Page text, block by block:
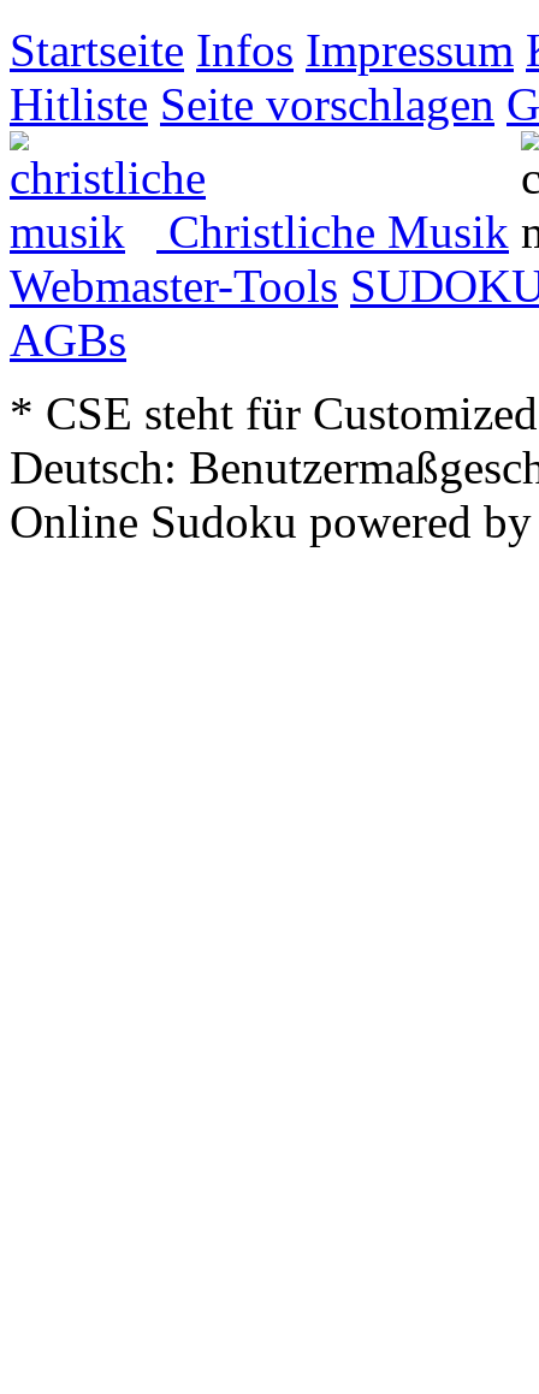
Startseite Infos Impressum
Hitliste Seite vorschlagen
Christliche Musik
Webmaster-Tools
AGBs
* CSE steht für
Deutsch:
Online Sudoku powered